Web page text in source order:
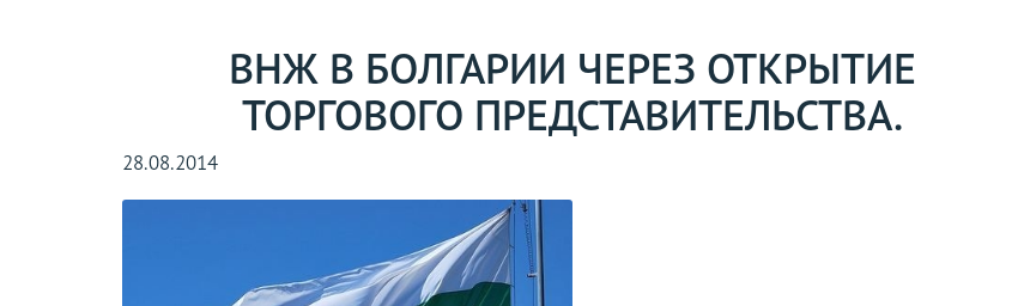
ВНЖ В БОЛГАРИИ ЧЕРЕЗ ОТКРЫТИЕ
ТОРГОВОГО ПРЕДСТАВИТЕЛЬСТВА.
28.08.2014